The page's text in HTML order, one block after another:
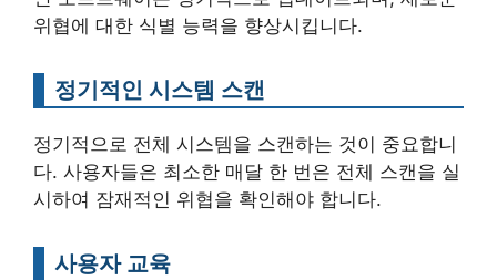
위협에 대한 식별 능력을 향상시킵니다.
정기적인 시스템 스캔
정기적으로 전체 시스템을 스캔하는 것이 중요합니
다. 사용자들은 최소한 매달 한 번은 전체 스캔을 실
시하여 잠재적인 위협을 확인해야 합니다.
사용자 교육